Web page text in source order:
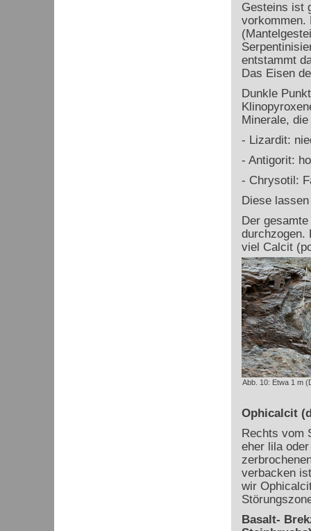
Gesteins ist
vorkommen.
entstammt
Das Eisen
Dunkle
Minerale,
- Lizardit:
- Antigorit:
- Chrysotil:
Diese
Der
durchzogen.
viel Calcit
Abb. 10: Etwa 1 m
Ophicalcit
Rechts vom
eher lila
verbacken
wir
Basalt-